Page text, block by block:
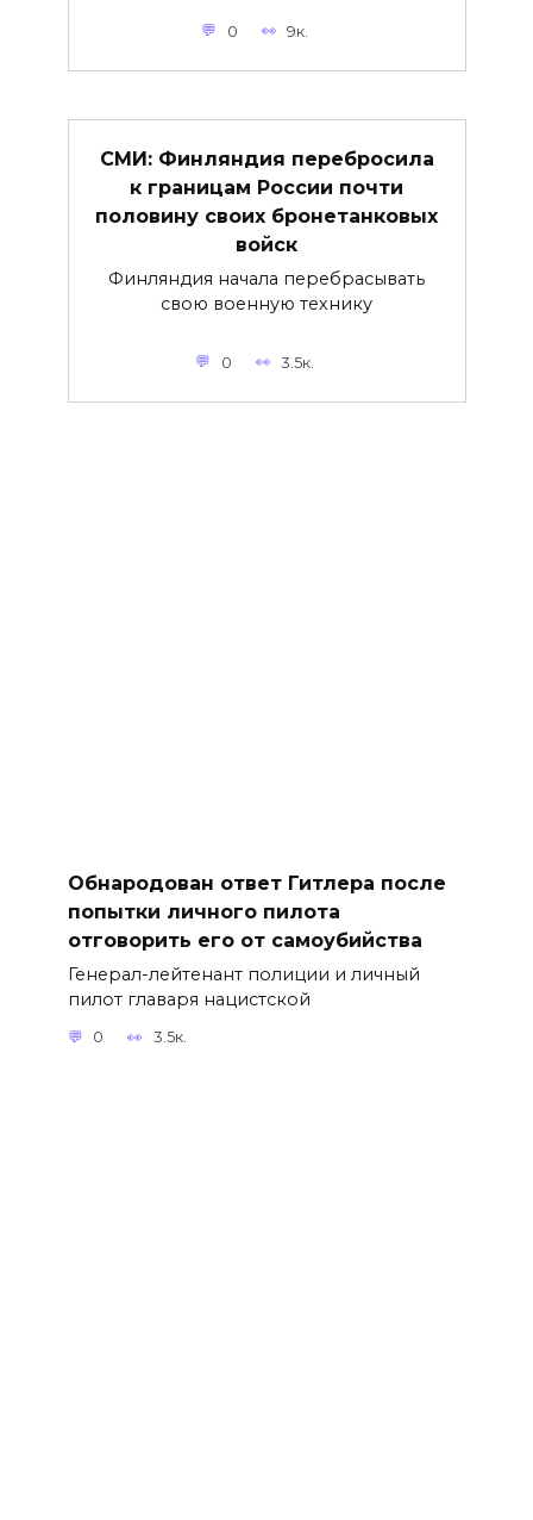
0 9к.
СМИ: Финляндия перебросила
к границам России почти
половину своих бронетанковых
войск
Финляндия начала перебрасывать
свою военную технику
0 3.5к.
Обнародован ответ Гитлера после
попытки личного пилота
отговорить его от самоубийства
Генерал-лейтенант полиции и личный
пилот главаря нацистской
0 3.5к.